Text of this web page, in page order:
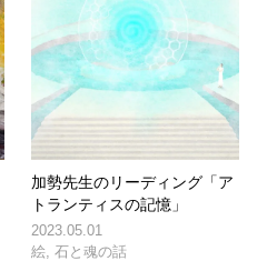
加勢先生のリーディング「ア
トランティスの記憶」
2023.05.01
絵,石と魂の話